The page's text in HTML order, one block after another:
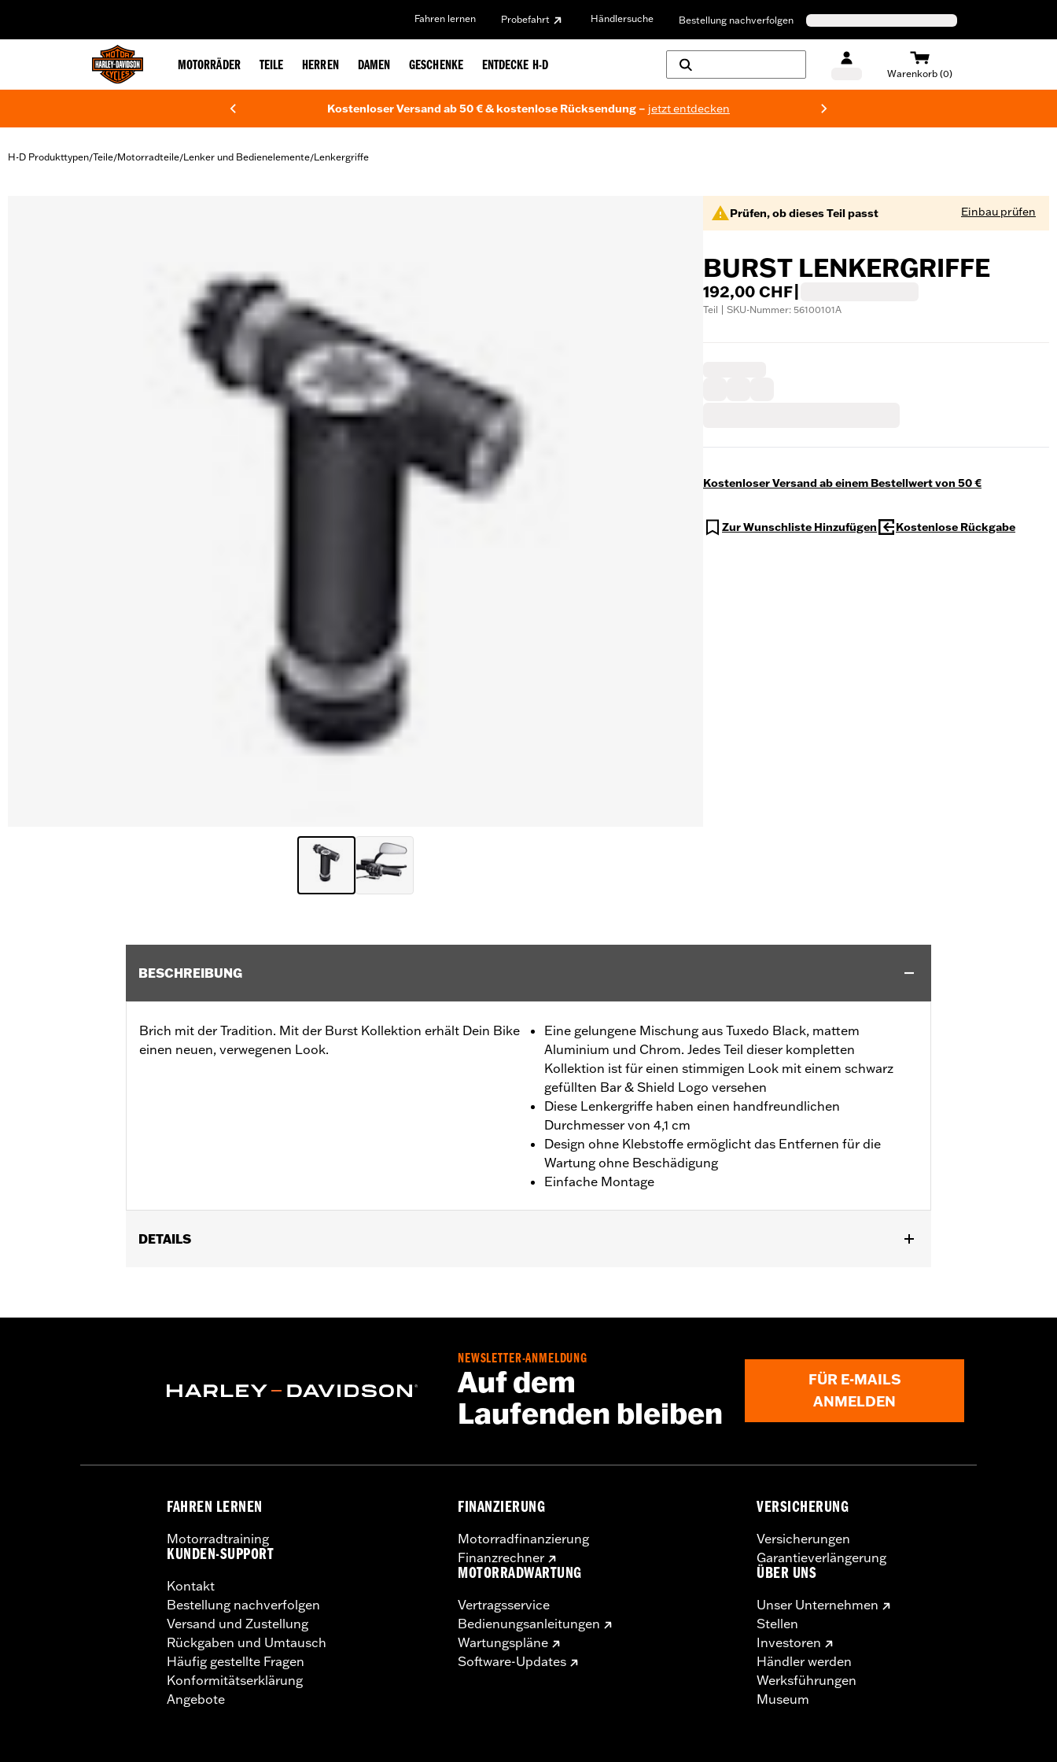
Fahren lernen Probefahrt Händlersuche Bestellung nachverfolgen
MOTORRÄDER TEILE HERREN DAMEN GESCHENKE ENTDECKE H-D
Warenkorb (0)
Kostenloser Versand ab 50 € & kostenlose Rücksendung – jetzt entdecken
H-D Produkttypen/Teile/Motorradteile/Lenker und Bedienelemente/Lenkergriffe
Prüfen, ob dieses Teil passt Einbau prüfen
BURST LENKERGRIFFE
192,00 CHF
Teil | SKU-Nummer: 56100101A
Kostenloser Versand ab einem Bestellwert von 50 €
Zur Wunschliste Hinzufügen Kostenlose Rückgabe
BESCHREIBUNG
Brich mit der Tradition. Mit der Burst Kollektion erhält Dein Bike
einen neuen, verwegenen Look.
Eine gelungene Mischung aus Tuxedo Black, mattem
Aluminium und Chrom. Jedes Teil dieser kompletten
Kollektion ist für einen stimmigen Look mit einem schwarz
gefüllten Bar & Shield Logo versehen
Diese Lenkergriffe haben einen handfreundlichen
Durchmesser von 4,1 cm
Design ohne Klebstoffe ermöglicht das Entfernen für die
Wartung ohne Beschädigung
Einfache Montage
DETAILS
Installationsanleitung
In Einheiten erhältlich:Paar
www.h-d.com/warranty for full details
NEWSLETTER-ANMELDUNG
Auf dem
Laufenden bleiben
FÜR E-MAILS
ANMELDEN
FAHREN LERNEN
Motorradtraining
KUNDEN-SUPPORT
Kontakt
Bestellung nachverfolgen
Versand und Zustellung
Rückgaben und Umtausch
Häufig gestellte Fragen
Konformitätserklärung
Angebote
FINANZIERUNG
Motorradfinanzierung
Finanzrechner
MOTORRADWARTUNG
Vertragsservice
Bedienungsanleitungen
Wartungspläne
Software-Updates
VERSICHERUNG
Versicherungen
Garantieverlängerung
ÜBER UNS
Unser Unternehmen
Stellen
Investoren
Händler werden
Werksführungen
Museum